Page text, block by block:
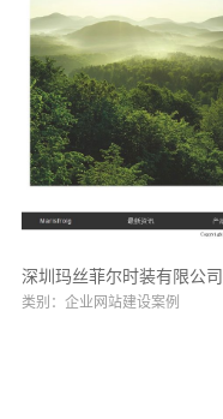
深圳玛丝菲尔时装有限公司
类别：企业网站建设案例